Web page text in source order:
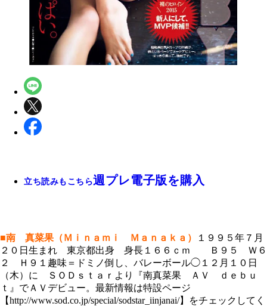
立ち読みもこちら週プレ電子版を購入
■南 真菜果（Ｍｉｎａｍｉ Ｍａｎａｋａ）
１９９５年７月
２０日生まれ 東京都出身 身長１６６ｃｍ Ｂ９５ Ｗ６
２ Ｈ９１趣味＝ドミノ倒し、バレーボール◯１２月１０日
（木）に ＳＯＤｓｔａｒより『南真菜果 ＡＶ ｄｅｂｕ
ｔ』でＡＶデビュー。最新情報は特設ページ
【http://www.sod.co.jp/special/sodstar_iinjanai/】をチェックしてく